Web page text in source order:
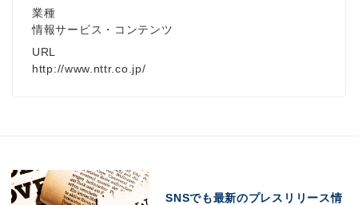
業種
情報サービス・コンテンツ
URL
http://www.nttr.co.jp/
SNSでも最新のプレスリリース情